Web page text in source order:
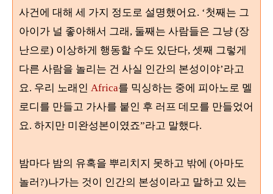
사건에 대해 세 가지 정도로 설명했어요. ‘첫째는 그
아이가 널 좋아해서 그래, 둘째는 사람들은 그냥 (장
난으로) 이상하게 행동할 수도 있단다, 셋째 그렇게
다른 사람을 놀리는 건 사실 인간의 본성이야’라고
요. 우리 노래인 Africa를 믹싱하는 중에 피아노로 멜
로디를 만들고 가사를 붙인 후 러프 데모를 만들었어
요. 하지만 미완성본이였죠”라고 말했다.
밤마다 밤의 유혹을 뿌리치지 못하고 밖에 (아마도
놀러?)나가는 것이 인간의 본성이라고 말하고 있는